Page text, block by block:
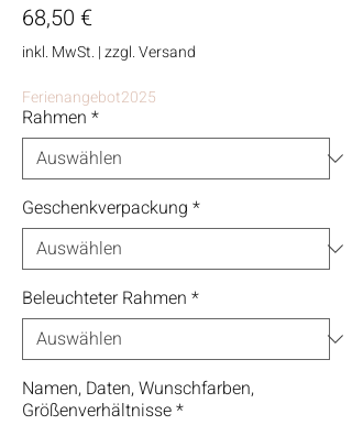
68,50 €Preis
inkl. MwSt. |zzgl. Versand
Ferienangebot2025
Rahmen *
Geschenkverpackung *
Beleuchteter Rahmen *
Namen, Daten, Wunschfarben,
Größenverhältnisse*